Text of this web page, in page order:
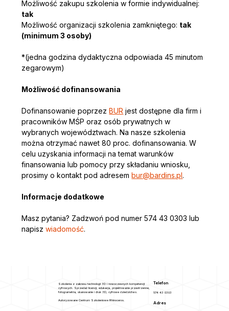
Możliwość zakupu szkolenia w formie indywidualnej:
tak
Możliwość organizacji szkolenia zamkniętego: tak
(minimum 3 osoby)
*(jedna godzina dydaktyczna odpowiada 45 minutom
zegarowym)
Możliwość dofinansowania
Dofinansowanie poprzez BUR jest dostępne dla firm i
pracowników MŚP oraz osób prywatnych w
wybranych województwach. Na nasze szkolenia
można otrzymać nawet 80 proc. dofinansowania. W
celu uzyskania informacji na temat warunków
finansowania lub pomocy przy składaniu wniosku,
prosimy o kontakt pod adresem bur@bardins.pl.
Informacje dodatkowe
Masz pytania? Zadzwoń pod numer 574 43 0303 lub
napisz wiadomość.
Szkolenia z zakresu technologii 3D i nowoczesnych kompetencji
cyfrowych. Sprzedaż licencji, edukacja, projektowanie przestrzenne,
fotogrametria, skanowanie i druk 3D, cyfrowe dziedzictwo.
Autoryzowane Centrum Szkoleniowe Rhinoceros.
Telefon
574 43 0303
Adres